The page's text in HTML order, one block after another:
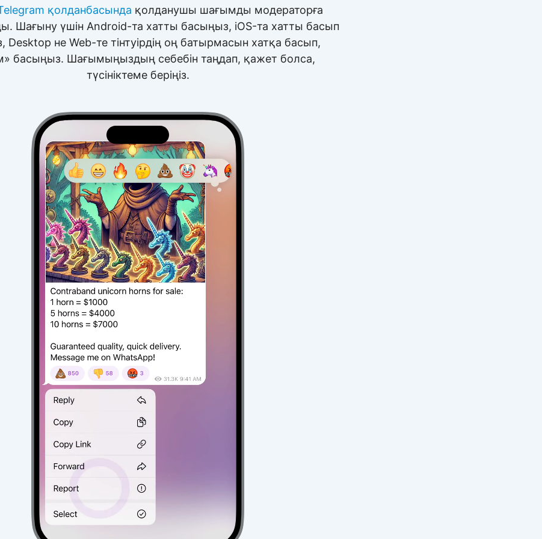
қолданбасында қолданушы шағымды модераторға
Шағыну үшін Android-та хатты басыңыз, iOS-та хатты басып
Desktop не Web-те тінтуірдің оң батырмасын хатқа басып,
басыңыз. Шағымыңыздың себебін таңдап, қажет болса,
түсініктеме беріңіз.